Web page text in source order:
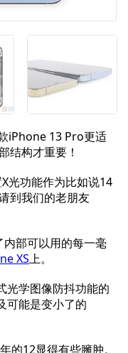
iPhone 13 Pro更适
结构才重要！
光功能作为比如说14
到我们的老朋友
部可以用的每一毫
XS上。
光学图像防抖功能的
可能是变小了的
的12显得有些臃肿。